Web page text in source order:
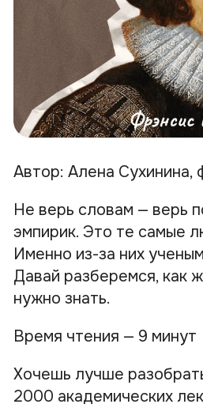
Автор: Алена Сухинина,
Не верь словам — верь
эмпирик. Это те самые
Именно из-за них
Давай разберемся, как
нужно знать.
Время чтения — 9 минут
Хочешь лучше
2000 академических